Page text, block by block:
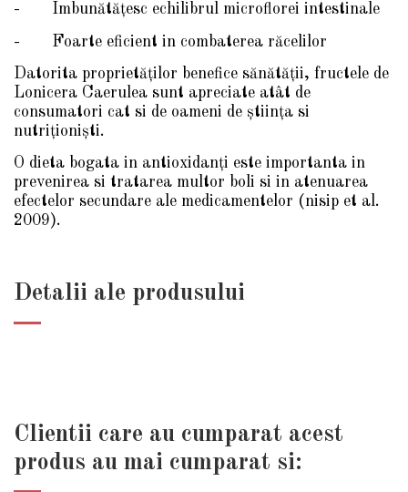
- Îmbunătăţesc echilibrul microflorei intestinale
- Foarte eficient in combaterea răcelilor
Datorita proprietăţilor benefice sănătăţii, fructele de
Lonicera Caerulea sunt apreciate atât de
consumatori cat si de oameni de ştiinţa si
nutriţionişti.
O dieta bogata in antioxidanţi este importanta in
prevenirea si tratarea multor boli si in atenuarea
efectelor secundare ale medicamentelor (nisip et al.
2009).
Detalii ale produsului
Clientii care au cumparat acest
produs au mai cumparat si: